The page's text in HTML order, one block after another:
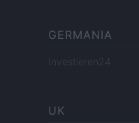
GERMANIA
Investieren24
UK